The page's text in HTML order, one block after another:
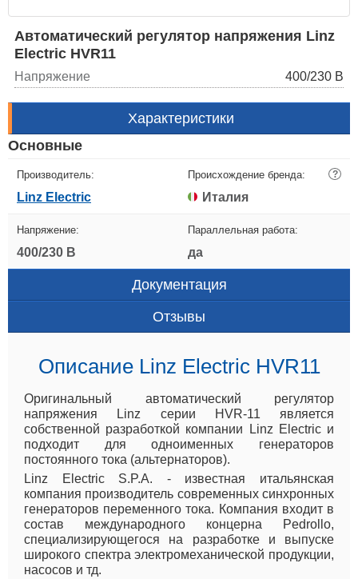
Автоматический регулятор напряжения Linz
Electric HVR11
Напряжение 400/230 В
Характеристики
Основные
Производитель:
Linz Electric
Происхождение бренда: ?
Италия
Напряжение:
400/230 В
Параллельная работа:
да
Документация
Отзывы
Описание Linz Electric HVR11
Оригинальный автоматический регулятор
напряжения Linz серии HVR-11 является
собственной разработкой компании Linz Electric и
подходит для одноименных генераторов
постоянного тока (альтернаторов).
Linz Electric S.P.A. - известная итальянская
компания производитель современных синхронных
генераторов переменного тока. Компания входит в
состав международного концерна Pedrollo,
специализирующегося на разработке и выпуске
широкого спектра электромеханической продукции,
насосов и тд.